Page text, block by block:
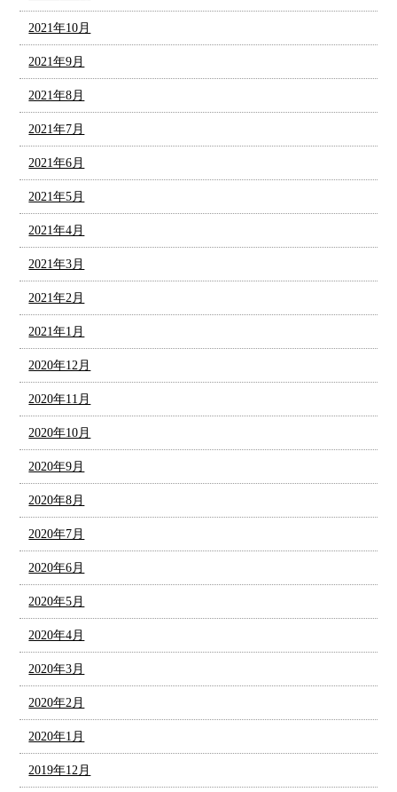
2021年10月
2021年9月
2021年8月
2021年7月
2021年6月
2021年5月
2021年4月
2021年3月
2021年2月
2021年1月
2020年12月
2020年11月
2020年10月
2020年9月
2020年8月
2020年7月
2020年6月
2020年5月
2020年4月
2020年3月
2020年2月
2020年1月
2019年12月